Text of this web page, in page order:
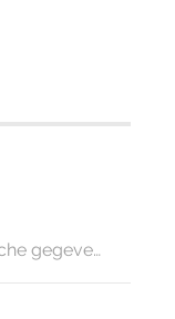
gegevens